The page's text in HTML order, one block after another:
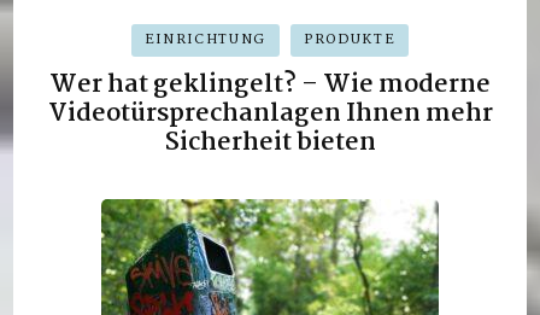
EINRICHTUNG PRODUKTE
Wer hat geklingelt? – Wie moderne
Videotürsprechanlagen Ihnen mehr
Sicherheit bieten